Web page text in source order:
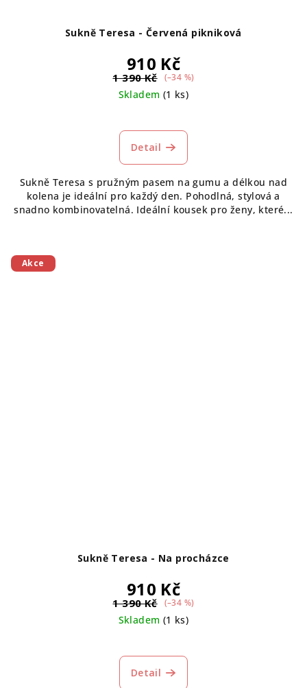
Sukně Teresa - Červená pikniková
910 Kč
1 390 Kč (–34 %)
Skladem (1 ks)
hodnocení
produktu
z
5
hvězdiček.
Detail
Sukně Teresa s pružným pasem na gumu a délkou nad
kolena je ideální pro každý den. Pohodlná, stylová a
snadno kombinovatelná. Ideální kousek pro ženy, které...
Akce
Sukně Teresa - Na procházce
910 Kč
1 390 Kč (–34 %)
Skladem (1 ks)
Detail